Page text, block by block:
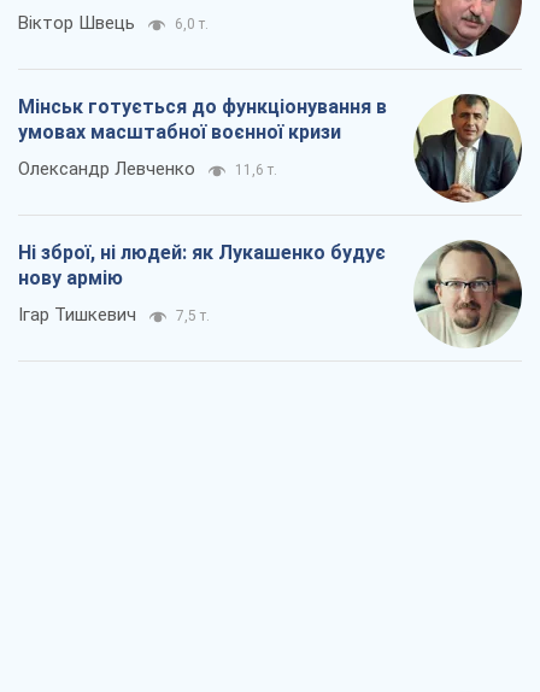
Віктор Швець 6,0 т.
Мінськ готується до функціонування в
умовах масштабної воєнної кризи
Олександр Левченко 11,6 т.
Ні зброї, ні людей: як Лукашенко будує
нову армію
Ігар Тишкевич 7,5 т.